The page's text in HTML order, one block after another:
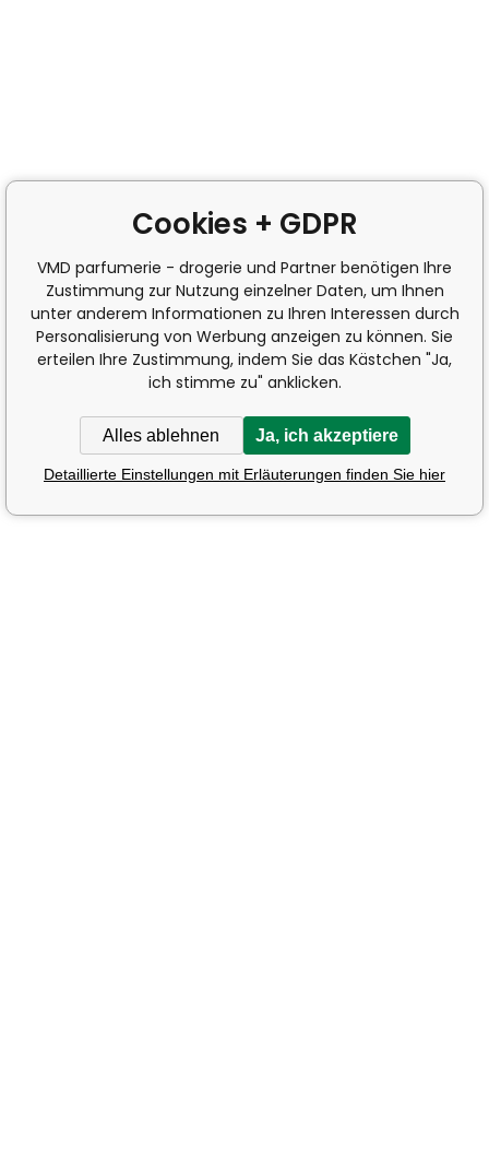
Cookies + GDPR
VMD parfumerie - drogerie und Partner benötigen Ihre
Zustimmung zur Nutzung einzelner Daten, um Ihnen
unter anderem Informationen zu Ihren Interessen durch
Personalisierung von Werbung anzeigen zu können. Sie
erteilen Ihre Zustimmung, indem Sie das Kästchen "Ja,
ich stimme zu" anklicken.
Alles ablehnen Ja, ich akzeptiere
Detaillierte Einstellungen mit Erläuterungen finden Sie hier